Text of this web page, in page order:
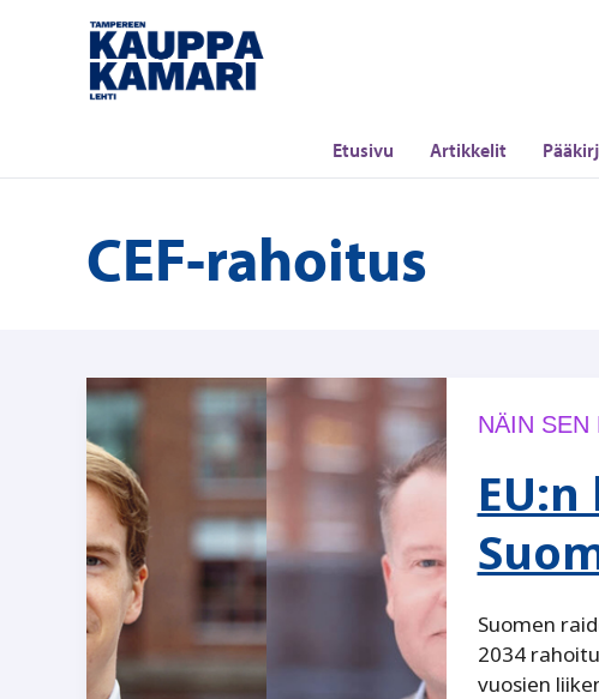
Etusivu Artikkelit
CEF-rahoitus
NÄIN SEN
Suomen
2034
vuosien